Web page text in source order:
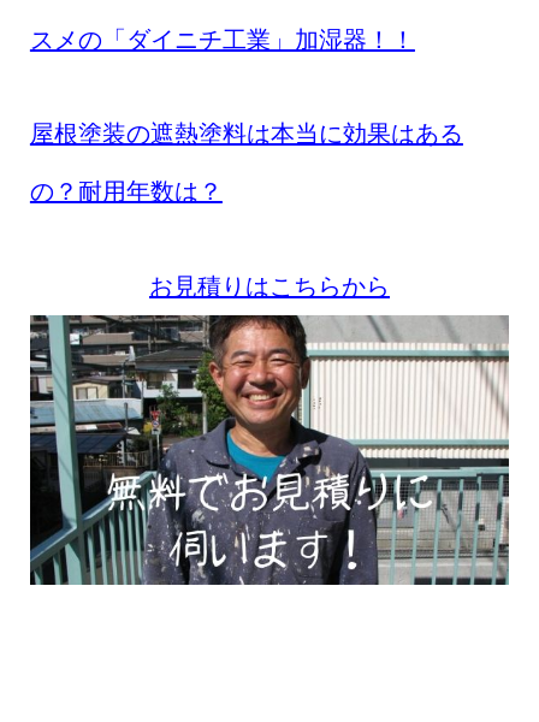
スメの「ダイニチ工業」加湿器！！
屋根塗装の遮熱塗料は本当に効果はある
の？耐用年数は？
お見積りはこちらから